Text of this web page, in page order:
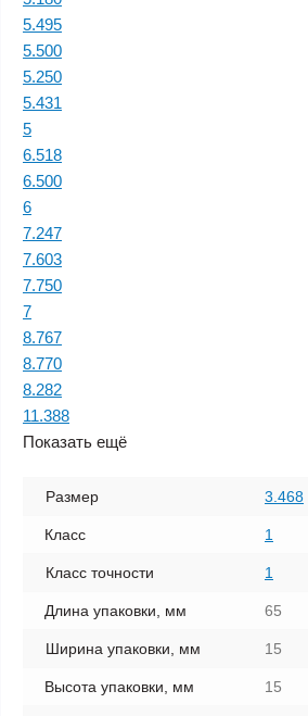
5.495
5.500
5.250
5.431
5
6.518
6.500
6
7.247
7.603
7.750
7
8.767
8.770
8.282
11.388
Показать ещё
Размер 3.468
Класс 1
Класс точности 1
Длина упаковки, мм 65
Ширина упаковки, мм 15
Высота упаковки, мм 15